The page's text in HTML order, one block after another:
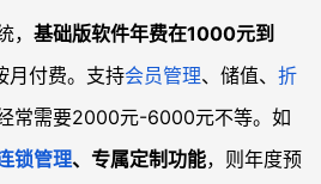
基础版软件年费在1000元到
月付费。支持会员管理、储值、 折
常需要2000元-6000元不等。如
锁管理、专属定制功能，则年度预